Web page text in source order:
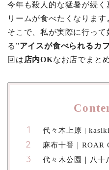
今年も殺人的な猛暑が続
リームが食べたくなります
そこで、私が実際に行っ
る”アイスが食べられるカ
回は 店内OKなお店でまと
代々木上原 | kasiki
麻布十番｜ROAR
代々木公園｜八十